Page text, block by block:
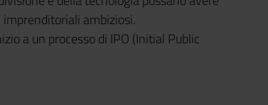
ambiziosi.
a un processo di IPO (Initial Public